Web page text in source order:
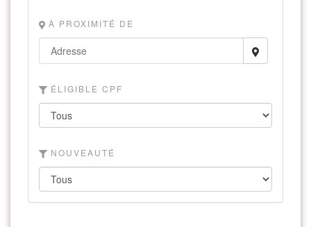
À PROXIMITÉ DE
ÉLIGIBLE CPF
NOUVEAUTÉ